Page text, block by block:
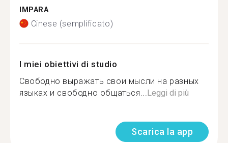
IMPARA
Cinese (semplificato)
I miei obiettivi di studio
Свободно выражать свои мысли на разных
языках и свободно общаться... Leggi di più
Scarica la app